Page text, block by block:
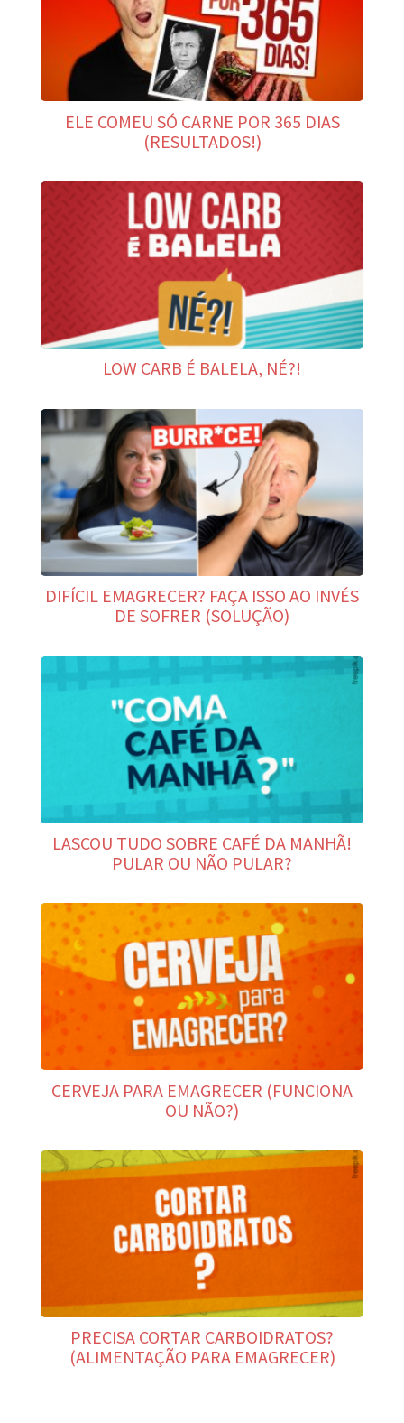
ELE COMEU SÓ CARNE POR 365 DIAS
(RESULTADOS!)
LOW CARB É BALELA, NÉ?!
DIFÍCIL EMAGRECER? FAÇA ISSO AO INVÉS
DE SOFRER (SOLUÇÃO)
LASCOU TUDO SOBRE CAFÉ DA MANHÃ!
PULAR OU NÃO PULAR?
CERVEJA PARA EMAGRECER (FUNCIONA
OU NÃO?)
PRECISA CORTAR CARBOIDRATOS?
(ALIMENTAÇÃO PARA EMAGRECER)